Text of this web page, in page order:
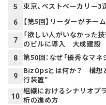
5 東京、ベストベーカリー3
6 【第5回】リーダーがチー
7
「欲しい人がいなかった
のビルに導入 大成建設
8 第50回：なぜ「優秀なマ
9
BizOpsとは何か？ 構想
行装置”
10
組織におけるシナリオプ
析の進め方